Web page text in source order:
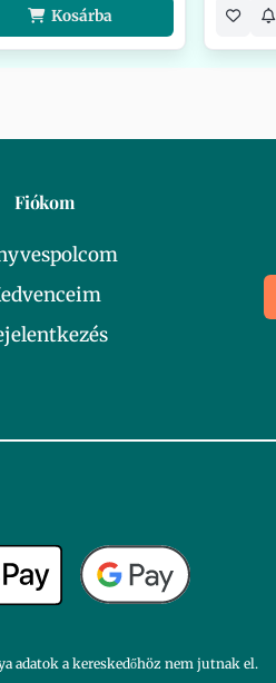
Kosárba
Fiókom
adatok a kereskedőhöz nem jutnak el.